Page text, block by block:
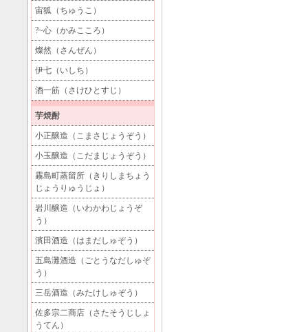
宙狐（ちゅうこ）
?~心（かみこころ）
燦然（さんぜん）
伊七（いしち）
酒一筋（さけひとすじ）
芋焼酎
小正醸造（こまさじょうぞう）
小玉醸造（こだまじょうぞう）
霧島町蒸留所（きりしまちょう
じょうりゅうじょ）
岩川醸造（いわかわじょうぞ
う）
濱田酒造（はまだしゅぞう）
五島灘酒造（ごとうなだしゅぞ
う）
三岳酒造（みたけしゅぞう）
佐多宗二商店（さたそうじしょ
うてん）